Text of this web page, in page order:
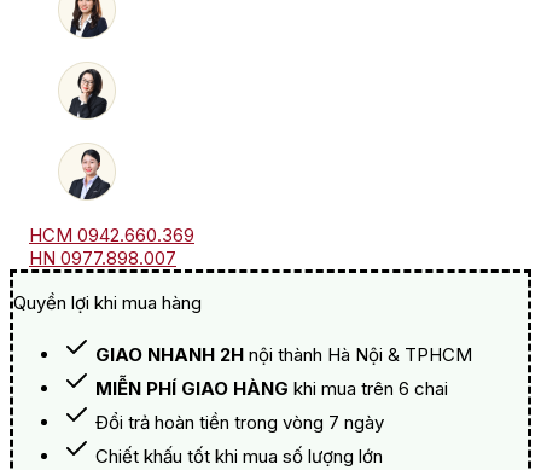
HCM 0942.660.369
HN 0977.898.007
Quyền lợi khi mua hàng
GIAO NHANH 2H nội thành Hà Nội & TPHCM
MIỄN PHÍ GIAO HÀNG khi mua trên 6 chai
Đổi trả hoàn tiền trong vòng 7 ngày
Chiết khấu tốt khi mua số lượng lớn